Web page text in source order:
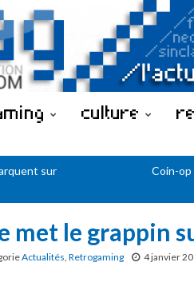
culture
sur
Coin-op
met le grappin
Actualités, Retrogaming 4 janvier